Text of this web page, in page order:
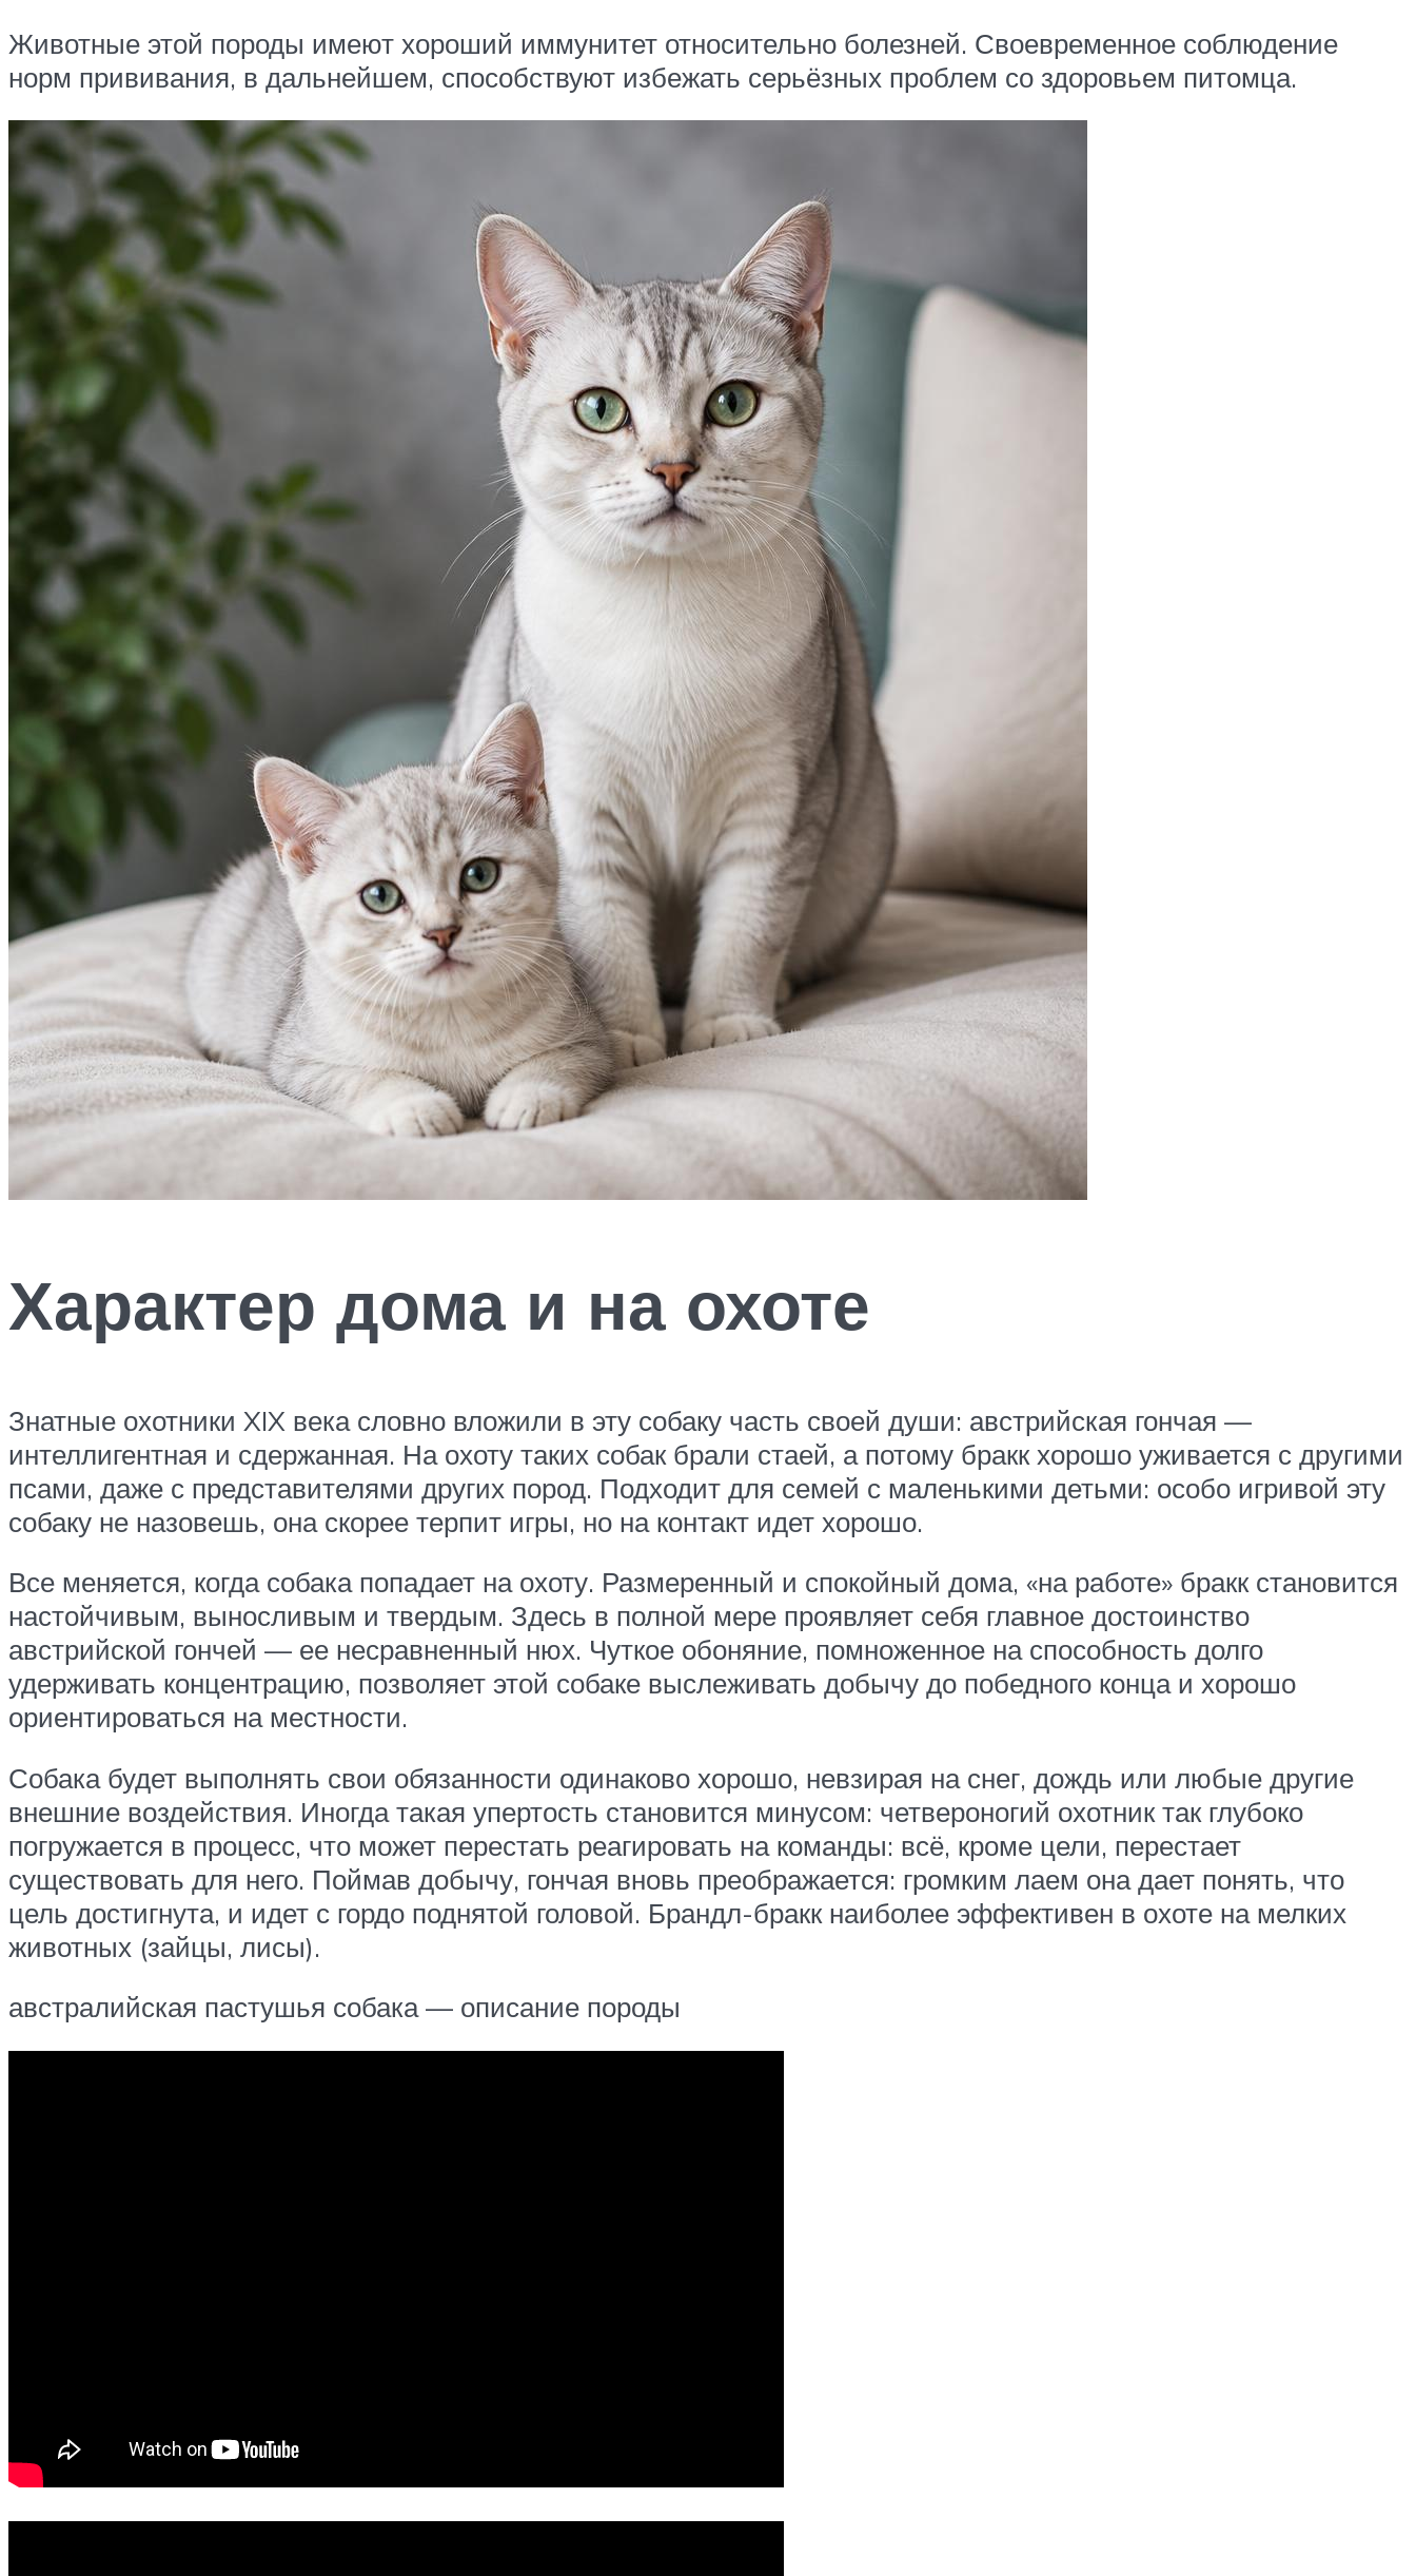
Животные этой породы имеют хороший иммунитет относительно болезней. Своевременное соблюдение
норм прививания, в дальнейшем, способствуют избежать серьёзных проблем со здоровьем питомца.
Характер дома и на охоте
Знатные охотники XIX века словно вложили в эту собаку часть своей души: австрийская гончая —
интеллигентная и сдержанная. На охоту таких собак брали стаей, а потому бракк хорошо уживается с другими
псами, даже с представителями других пород. Подходит для семей с маленькими детьми: особо игривой эту
собаку не назовешь, она скорее терпит игры, но на контакт идет хорошо.
Все меняется, когда собака попадает на охоту. Размеренный и спокойный дома, «на работе» бракк становится
настойчивым, выносливым и твердым. Здесь в полной мере проявляет себя главное достоинство
австрийской гончей — ее несравненный нюх. Чуткое обоняние, помноженное на способность долго
удерживать концентрацию, позволяет этой собаке выслеживать добычу до победного конца и хорошо
ориентироваться на местности.
Собака будет выполнять свои обязанности одинаково хорошо, невзирая на снег, дождь или любые другие
внешние воздействия. Иногда такая упертость становится минусом: четвероногий охотник так глубоко
погружается в процесс, что может перестать реагировать на команды: всё, кроме цели, перестает
существовать для него. Поймав добычу, гончая вновь преображается: громким лаем она дает понять, что
цель достигнута, и идет с гордо поднятой головой. Брандл-бракк наиболее эффективен в охоте на мелких
животных (зайцы, лисы).
австралийская пастушья собака — описание породы